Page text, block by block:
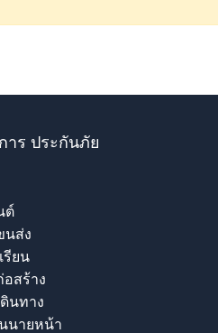
าร ประกันภัย
ต์
นส่ง
รียน
สร้าง
นทาง
นายหน้า